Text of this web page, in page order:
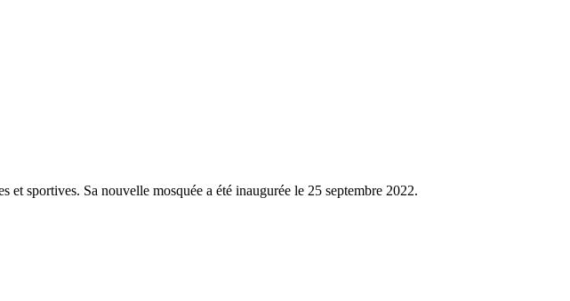
sportives. Sa nouvelle mosquée a été inaugurée le 25 septembre 2022.